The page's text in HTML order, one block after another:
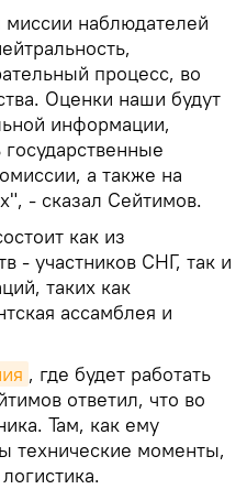
наблюдателей
процесс, во
Оценки наши будут
информации,
а также на
- сказал Сейтимов.
как из
- участников СНГ, так и
таких как
ассамблея и
, где будет работать
ответил, что во
Там, как ему
технические моменты,